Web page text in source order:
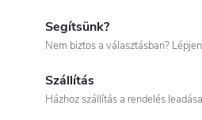
Segítsünk?
Nem biztos a választásban?
Szállítás
Házhoz szállítás a rendelés